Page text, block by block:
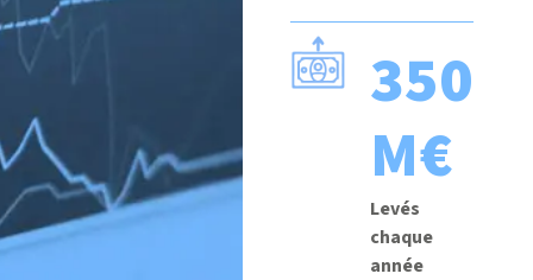
350
M€
Levés
chaque
année